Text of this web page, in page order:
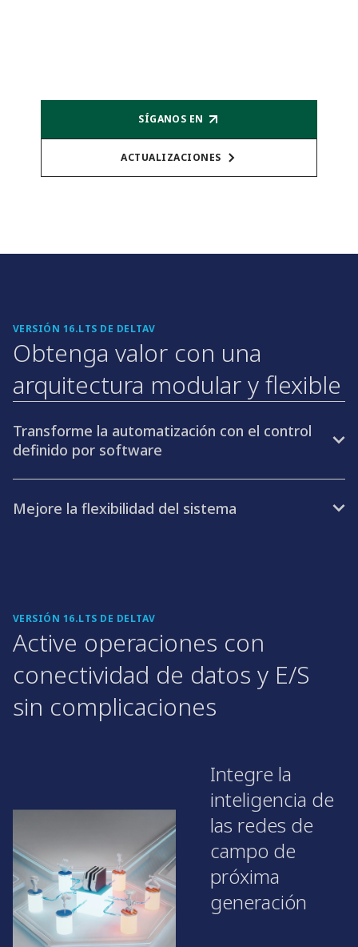
SÍGANOS EN
ACTUALIZACIONES
VERSIÓN 16.LTS DE DELTAV
Obtenga valor con una
arquitectura modular y flexible
Transforme la automatización con el control
definido por software
Mejore la flexibilidad del sistema
VERSIÓN 16.LTS DE DELTAV
Active operaciones con
conectividad de datos y E/S
sin complicaciones
Integre la
inteligencia de
las redes de
campo de
próxima
generación